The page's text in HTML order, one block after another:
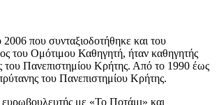
που συνταξιοδοτήθηκε και του
του Ομότιμου Καθηγητή, ήταν καθηγητής
Πανεπιστημίου Κρήτης. Από το 1990 έως
του Πανεπιστημίου Κρήτης.
με «Το Ποτάμι» και